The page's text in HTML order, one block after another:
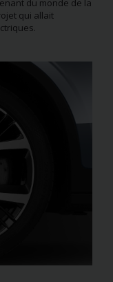
du monde de la
qui allait